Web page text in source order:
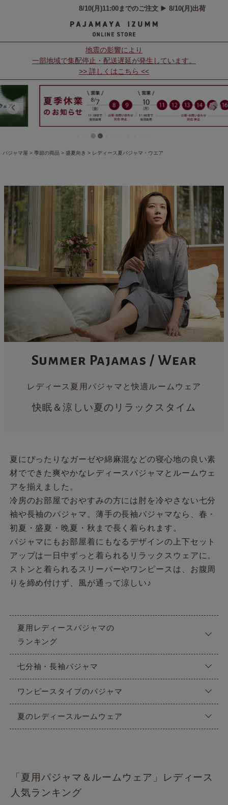
地震の影響により
一部地域で集配停止・配送遅延が発生しています。
>> 詳しくはこちら <<
パジャマ屋 季節の商品 盛夏向き レディース夏パジャマ・ウエア
Summer Pajamas / Wear
レディース夏用パジャマと快適ルームウェア
快眠＆涼しい夏のリラックスタイム
夏にぴったりなガーゼや綿麻混などの寝心地の良い素
材でできた爽やかなレディースパジャマとルームウェ
アを揃えました。
冷房のお部屋でおやすみの方には肘を冷やさない七分
袖や長袖のパジャマ。薄手の長袖パジャマなら、春・
初夏・盛夏・晩夏・秋まで長く着られます。
パジャマにもお部屋着にもなるデザインの上下セット
アップは一日中ずっと着られるリラックスウェアに。
ストンと着られるスリーパーやワンピースは、お腹周
りを締め付けず、風が通って涼しい♪
夏用レディースパジャマの
ランキング
七分袖・長袖パジャマ
ワンピースタイプのパジャマ
夏のレディースルームウェア
「夏用パジャマ＆ルームウェア」レディース
人気ランキング